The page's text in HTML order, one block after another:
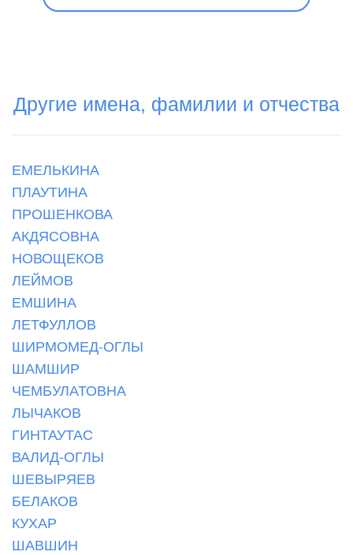
Другие имена, фамилии и отчества
ЕМЕЛЬКИНА
ПЛАУТИНА
ПРОШЕНКОВА
АКДЯСОВНА
НОВОЩЕКОВ
ЛЕЙМОВ
ЕМШИНА
ЛЕТФУЛЛОВ
ШИРМОМЕД-ОГЛЫ
ШАМШИР
ЧЕМБУЛАТОВНА
ЛЫЧАКОВ
ГИНТАУТАС
ВАЛИД-ОГЛЫ
ШЕВЫРЯЕВ
БЕЛАКОВ
КУХАР
ШАВШИН